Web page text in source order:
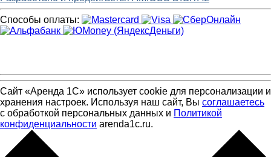
Способы оплаты:
Сайт «Аренда 1С» использует cookie для персонализации и
хранения настроек. Используя наш сайт, Вы соглашаетесь
с обработкой персональных данных и Политикой
конфиденциальности arenda1c.ru.